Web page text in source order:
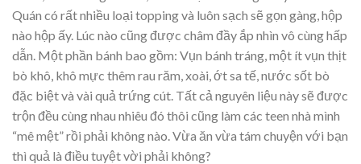
Quán có rất nhiều loại topping và luôn sạch sẽ gọn gàng, hộp
nào hộp ấy. Lúc nào cũng được châm đầy ắp nhìn vô cùng hấp
dẫn. Một phần bánh bao gồm: Vụn bánh tráng, một ít vụn thịt
bò khô, khô mực thêm rau răm, xoài, ớt sa tế, nước sốt bò
đặc biệt và vài quả trứng cút. Tất cả nguyên liệu này sẽ được
trộn đều cùng nhau nhiêu đó thôi cũng làm các teen nhà mình
“mê mệt” rồi phải không nào. Vừa ăn vừa tám chuyện với bạn
thì quả là điều tuyệt vời phải không?